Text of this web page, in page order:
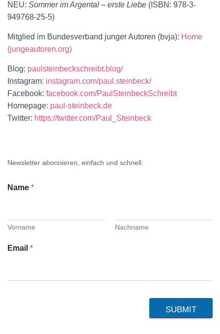
NEU: Sommer im Argental – erste Liebe (ISBN: 978-3-
949768-25-5)
Mitglied im Bundesverband junger Autoren (bvja): Home
(jungeautoren.org)
Blog: paulsteinbeckschreibt.blog/
Instagram: instagram.com/paul.steinbeck/
Facebook: facebook.com/PaulSteinbeckSchreibt
Homepage: paul-steinbeck.de
Twitter: https://twitter.com/Paul_Steinbeck
Newsletter abonnieren, einfach und schnell:
Name *
Vorname Nachname
Email *
SUBMIT